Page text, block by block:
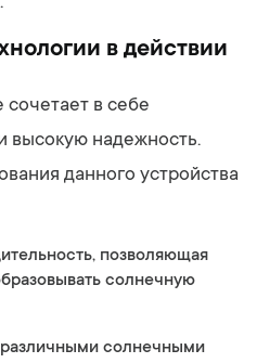
в действии
в себе
высокую надежность.
данного устройства
позволяющая
солнечную
солнечными